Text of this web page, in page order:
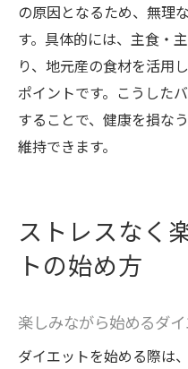
の原因となるため、無理
す。具体的には、主食・
り、地元産の食材を活用
ポイントです。こうした
することで、健康を損な
維持できます。
ストレスなく
トの始め方
楽しみながら始めるダ
ダイエットを始める際は